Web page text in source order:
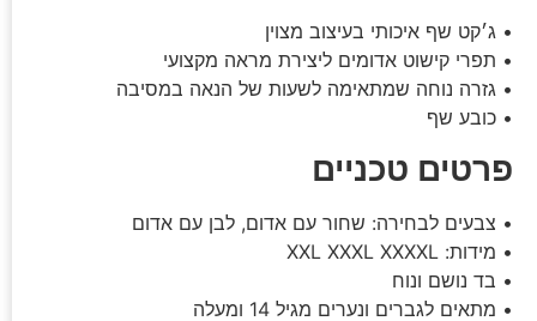
• ג׳קט שף איכותי בעיצוב מצוין
• תפרי קישוט אדומים ליצירת מראה מקצועי
• גזרה נוחה שמתאימה לשעות של הנאה במסיבה
• כובע שף
פרטים טכניים
• צבעים לבחירה: שחור עם אדום, לבן עם אדום
• מידות: XXL XXXL XXXXL
• בד נושם ונוח
• מתאים לגברים ונערים מגיל 14 ומעלה